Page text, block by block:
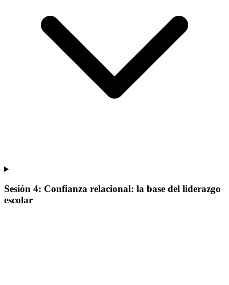
Sesión 4: Confianza relacional: la base del liderazgo
escolar